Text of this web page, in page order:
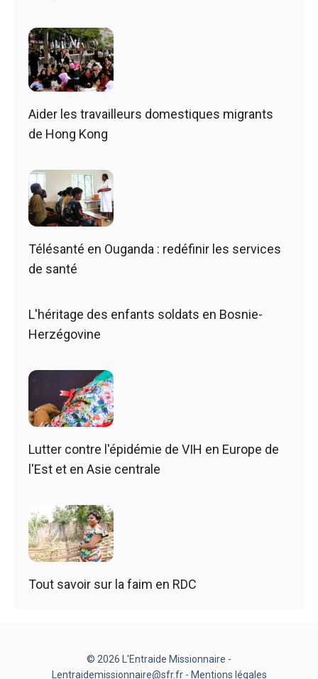
Aider les travailleurs domestiques migrants
de Hong Kong
Télésanté en Ouganda : redéfinir les services
de santé
L'héritage des enfants soldats en Bosnie-
Herzégovine
Lutter contre l'épidémie de VIH en Europe de
l'Est et en Asie centrale
Tout savoir sur la faim en RDC
© 2026 L'Entraide Missionnaire -
Lentraidemissionnaire@sfr.fr - Mentions légales